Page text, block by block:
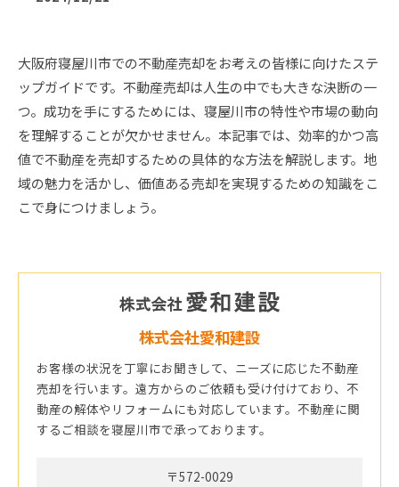
大阪府寝屋川市での不動産売却をお考えの皆様に向けたステ
ップガイドです。不動産売却は人生の中でも大きな決断の一
つ。成功を手にするためには、寝屋川市の特性や市場の動向
を理解することが欠かせません。本記事では、効率的かつ高
値で不動産を売却するための具体的な方法を解説します。地
域の魅力を活かし、価値ある売却を実現するための知識をこ
こで身につけましょう。
株式会社愛和建設
お客様の状況を丁寧にお聞きして、ニーズに応じた不動産
売却を行います。遠方からのご依頼も受け付けており、不
動産の解体やリフォームにも対応しています。不動産に関
するご相談を寝屋川市で承っております。
〒572-0029